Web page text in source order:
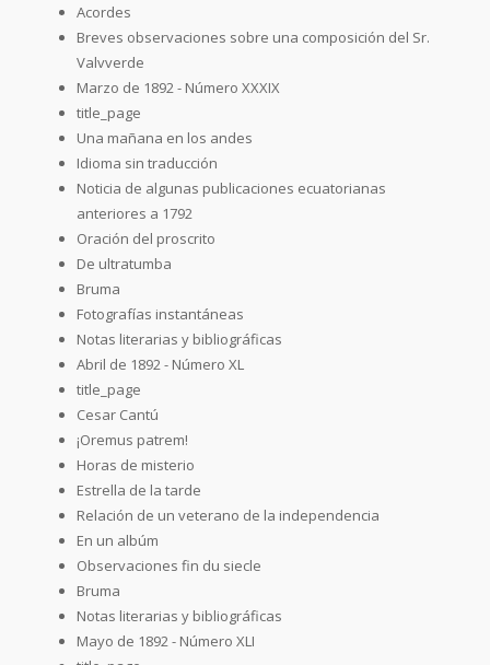
Acordes
Breves observaciones sobre una composición del Sr.
Valvverde
Marzo de 1892 - Número XXXIX
title_page
Una mañana en los andes
Idioma sin traducción
Noticia de algunas publicaciones ecuatorianas
anteriores a 1792
Oración del proscrito
De ultratumba
Bruma
Fotografías instantáneas
Notas literarias y bibliográficas
Abril de 1892 - Número XL
title_page
Cesar Cantú
¡Oremus patrem!
Horas de misterio
Estrella de la tarde
Relación de un veterano de la independencia
En un albúm
Observaciones fin du siecle
Bruma
Notas literarias y bibliográficas
Mayo de 1892 - Número XLI